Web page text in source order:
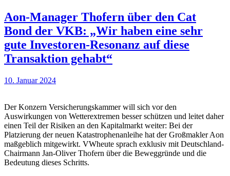
Aon-Manager Thofern über den Cat
Bond der VKB: „Wir haben eine sehr
gute Investoren-Resonanz auf diese
Transaktion gehabt“
10. Januar 2024
Der Konzern Versicherungskammer will sich vor den
Auswirkungen von Wetterextremen besser schützen und leitet daher
einen Teil der Risiken an den Kapitalmarkt weiter: Bei der
Platzierung der neuen Katastrophenanleihe hat der Großmakler Aon
maßgeblich mitgewirkt. VWheute sprach exklusiv mit Deutschland-
Chairmann Jan-Oliver Thofern über die Beweggründe und die
Bedeutung dieses Schritts.